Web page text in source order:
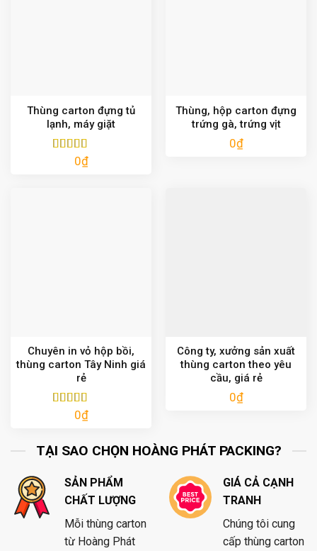
Thùng carton đựng tủ
lạnh, máy giặt
Được xếp
0₫
Thùng, hộp carton đựng
trứng gà, trứng vịt
0₫
Chuyên in vỏ hộp bồi,
thùng carton Tây Ninh giá
rẻ
Được xếp
0₫
Công ty, xưởng sản xuất
thùng carton theo yêu
cầu, giá rẻ
0₫
TẠI SAO CHỌN HOÀNG PHÁT PACKING?
SẢN PHẨM
CHẤT LƯỢNG
Mỗi thùng carton
từ Hoàng Phát
GIÁ CẢ CẠNH
TRANH
Chúng tôi cung
cấp thùng carton